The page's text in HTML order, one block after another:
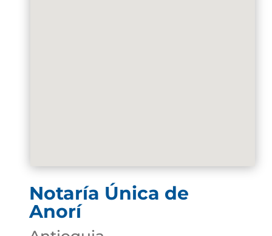
Notaría Única de
Anorí